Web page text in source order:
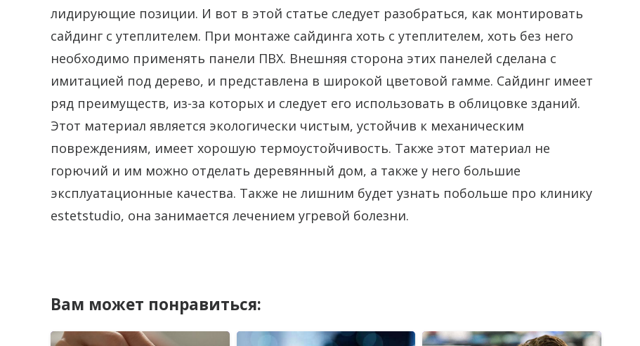
лидирующие позиции. И вот в этой статье следует разобраться, как монтировать
сайдинг с утеплителем. При монтаже сайдинга хоть с утеплителем, хоть без него
необходимо применять панели ПВХ. Внешняя сторона этих панелей сделана с
имитацией под дерево, и представлена в широкой цветовой гамме. Сайдинг имеет
ряд преимуществ, из-за которых и следует его использовать в облицовке зданий.
Этот материал является экологически чистым, устойчив к механическим
повреждениям, имеет хорошую термоустойчивость. Также этот материал не
горючий и им можно отделать деревянный дом, а также у него большие
эксплуатационные качества. Также не лишним будет узнать побольше про клинику
estetstudio, она занимается лечением угревой болезни.
Вам может понравиться: